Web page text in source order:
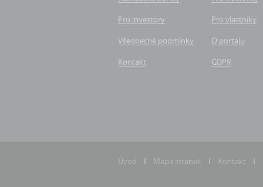
Pro investory
Pro vlastníky
Všeobecné podmínky
O portálu
Kontakt
GDPR
Úvod Mapa stránek Kontakt